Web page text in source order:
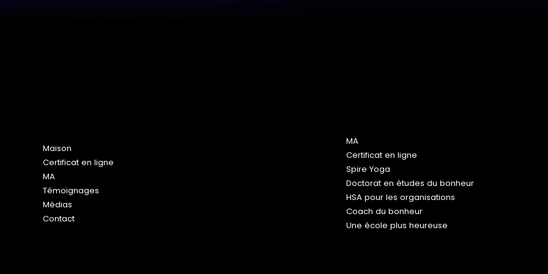
Maison
Certificat en ligne
MA
Témoignages
Médias
Contact
MA
Certificat en ligne
Spire Yoga
Doctorat en études du bonheur
HSA pour les organisations
Coach du bonheur
Une école plus heureuse